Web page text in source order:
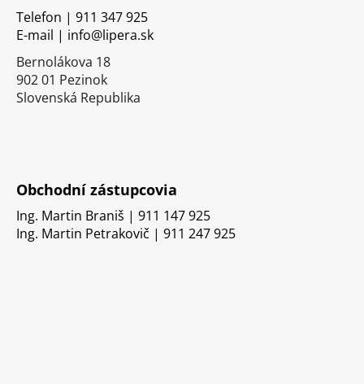
Telefon | 911 347 925
E-mail | info@lipera.sk
Bernolákova 18
902 01 Pezinok
Slovenská Republika
Obchodní zástupcovia
Ing. Martin Braniš | 911 147 925
Ing. Martin Petrakovič | 911 247 925